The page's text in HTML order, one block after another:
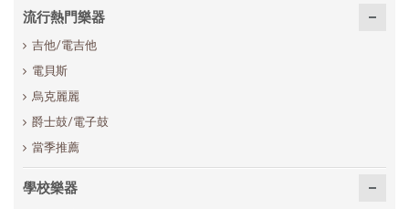
流行熱門樂器
吉他/電吉他
電貝斯
烏克麗麗
爵士鼓/電子鼓
當季推薦
學校樂器